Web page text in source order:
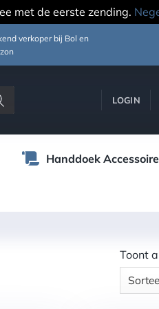
met de eerste zending.
verkoper bij Bol en
LOGIN
Handdoek
Toont